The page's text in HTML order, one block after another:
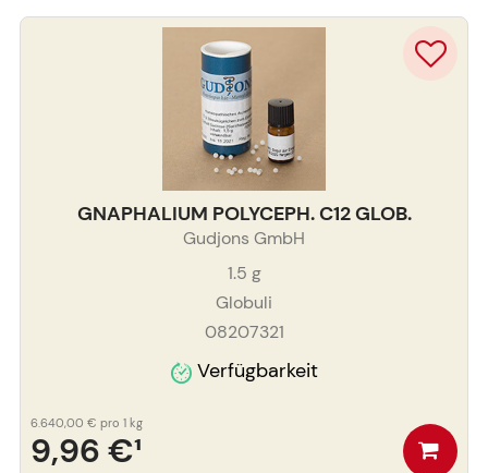
GNAPHALIUM POLYCEPH. C12 GLOB.
Gudjons GmbH
1.5 g
Globuli
08207321
Verfügbarkeit
9,96 €¹
6.640,00 € pro 1 kg